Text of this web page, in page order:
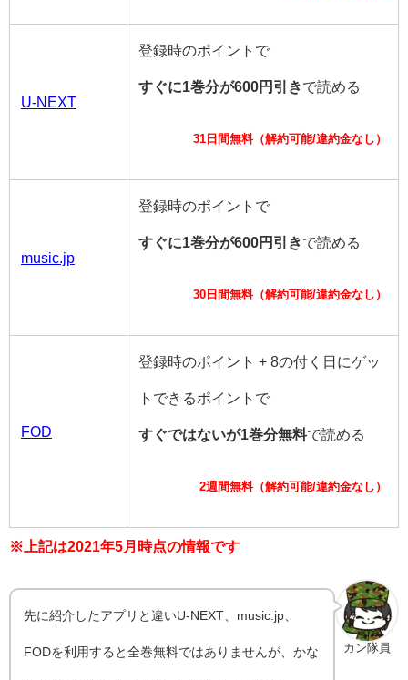
U-NEXT
登録時のポイントで
すぐに1巻分が600円引きで読める
31日間無料（解約可能/違約金なし）
music.jp
登録時のポイントで
すぐに1巻分が600円引きで読める
30日間無料（解約可能/違約金なし）
FOD
登録時のポイント + 8の付く日にゲッ
トできるポイントで
すぐではないが1巻分無料で読める
2週間無料（解約可能/違約金なし）
※上記は2021年5月時点の情報です
カン隊員
先に紹介したアプリと違いU-NEXT、music.jp、
FODを利用すると全巻無料ではありませんが、かな